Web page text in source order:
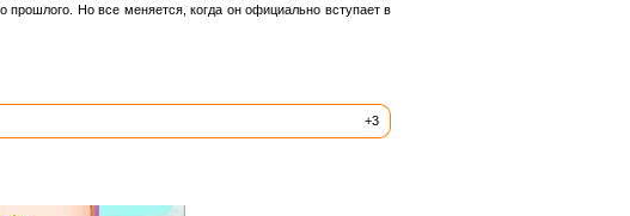
Но все меняется, когда он официально вступает в
+3